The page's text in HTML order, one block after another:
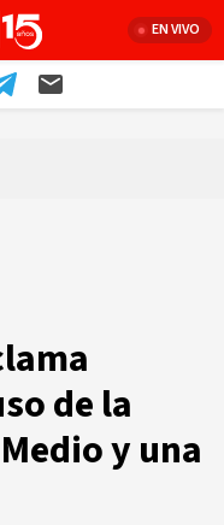
EN VIVO
de la
y una